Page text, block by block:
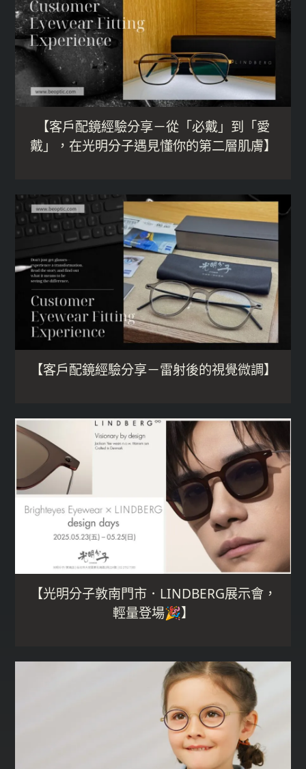
【客戶配鏡經驗分享－從「必戴」到「愛
戴」，在光明分子遇見懂你的第二層肌膚】
【客戶配鏡經驗分享－雷射後的視覺微調】
【光明分子敦南門市．LINDBERG展示會，
輕量登場🎉】